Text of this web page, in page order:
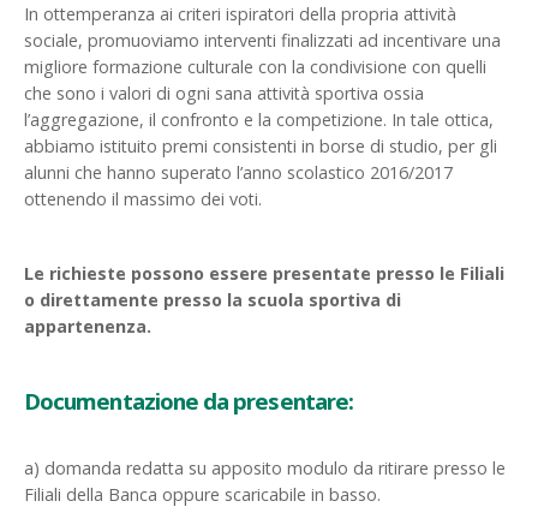
In ottemperanza ai criteri ispiratori della propria attività
sociale, promuoviamo interventi finalizzati ad incentivare una
migliore formazione culturale con la condivisione con quelli
che sono i valori di ogni sana attività sportiva ossia
l’aggregazione, il confronto e la competizione. In tale ottica,
abbiamo istituito premi consistenti in borse di studio, per gli
alunni che hanno superato l’anno scolastico 2016/2017
ottenendo il massimo dei voti.
Le richieste possono essere presentate presso le Filiali
o direttamente presso la scuola sportiva di
appartenenza.
Documentazione da presentare:
a) domanda redatta su apposito modulo da ritirare presso le
Filiali della Banca oppure scaricabile in basso.